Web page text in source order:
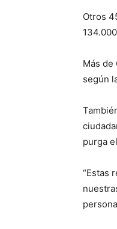
Otros
Más
según
purga
“Estas